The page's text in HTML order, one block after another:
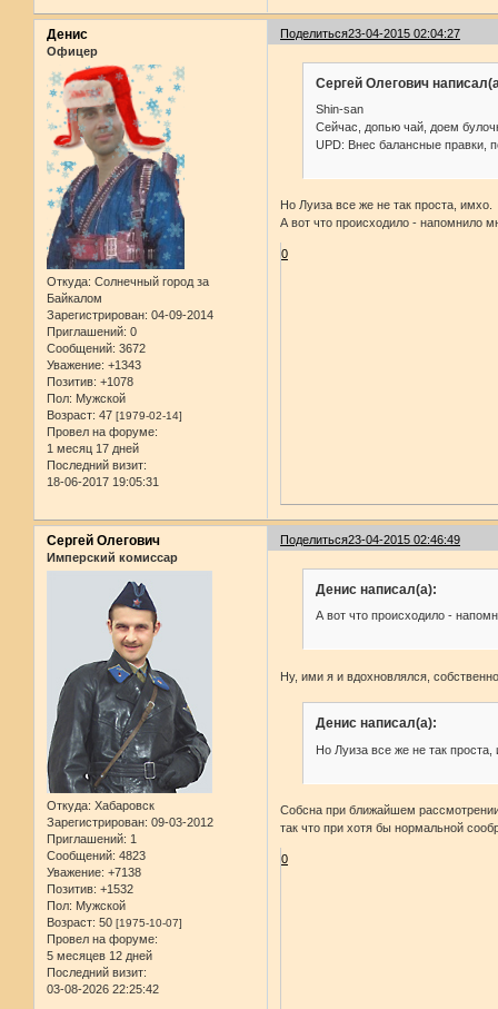
Поделиться23-04-2015 02:04:27
Денис
Офицер
Откуда: Солнечный город за
Байкалом
Зарегистрирован: 04-09-2014
Приглашений: 0
Сообщений: 3672
Уважение: +1343
Позитив: +1078
Пол: Мужской
Возраст: 47 [1979-02-14]
Провел на форуме:
1 месяц 17 дней
Последний визит:
18-06-2017 19:05:31
Сергей Олегович
Shin-san
Сейчас, допью чай, доем
UPD: Внес балансные правки,
Но Луиза все же не так проста, имхо.
А вот что происходило - напомнило
0
Поделиться23-04-2015 02:46:49
Сергей Олегович
Имперский комиссар
Откуда: Хабаровск
Зарегистрирован: 09-03-2012
Приглашений: 1
Сообщений: 4823
Уважение: +7138
Позитив: +1532
Пол: Мужской
Возраст: 50 [1975-10-07]
Провел на форуме:
5 месяцев 12 дней
Последний визит:
03-08-2026 22:25:42
Денис написал(а):
А вот что происходило -
Ну, ими я и вдохновлялся,
Денис написал(а):
Но Луиза все же не так проста,
Собсна при ближайшем
так что при хотя бы нормальной
0